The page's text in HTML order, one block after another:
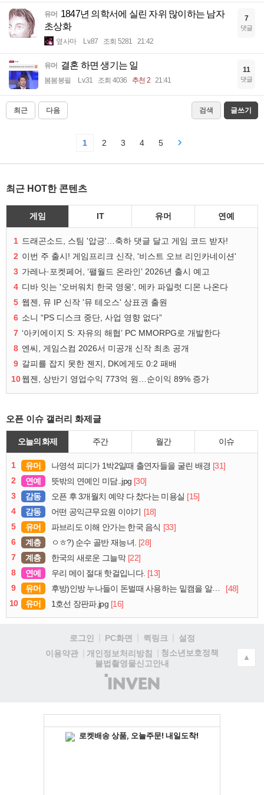
유머 1847년 의학서에 실린 자위 많이하는 남자
초상화
옆사마 Lv.87 조회 5281 21:42
7
댓글
유머 결혼 하면 생기는 일
봄봄봉필 Lv.31 조회 4036 추천 2 21:41
11
댓글
최근 다음 검색 글쓰기
1 2 3 4 5
최근 HOT한 콘텐츠
게임 IT 유머 연예
1 드래곤소드, 스팀 '압긍'…축하 댓글 달고 게임 코드 받자!
2 이번 주 출시! 게임프리크 신작, '비스트 오브 리인카네이션'
3 가레나·포켓페어, ‘팰월드 온라인’ 2026년 출시 예고
4 디바 잇는 '오버워치 한국 영웅', 메카 파일럿 디몬 나온다
5 웹젠, 뮤 IP 신작 '뮤 테오스' 상표권 출원
6 소니 “PS 디스크 중단, 사업 영향 없다”
7 ‘아키에이지 S: 자유의 해협’ PC MMORPG로 개발한다
8 엔씨, 게임스컴 2026서 미공개 신작 최초 공개
9 갈피를 잡지 못한 젠지, DK에게도 0:2 패배
10웹젠, 상반기 영업수익 773억 원…순이익 89% 증가
오픈 이슈 갤러리 화제글
오늘의 화제 주간 월간 이슈
1 유머 나영석 피디가 1박2일때 출연자들을 굴린 배경 [31]
2
연예 뜻밖의 연예인 미담..jpg [30]
3
감동 오픈 후 3개월치 예약 다 찼다는 미용실 [15]
4
감동 어떤 공익근무요원 이야기 [18]
5
유머 파브리도 이해 안가는 한국 음식 [33]
6
계층 ㅇㅎ?) 순수 골반 재능녀. [28]
7
계층 한국의 새로운 그늘막 [22]
8
연예 우리 메이 절대 핫걸입니다. [13]
9
유머 후방)인방 누나들이 돈벌때 사용하는 밑캠을 알아보자
[48]
10
유머 1호선 장판파.jpg [16]
로그인 PC화면 퀵링크
설정
이용약관
개인정보처리방침
청소년보호정책
불법촬영물신고안내
(주)
인
▲